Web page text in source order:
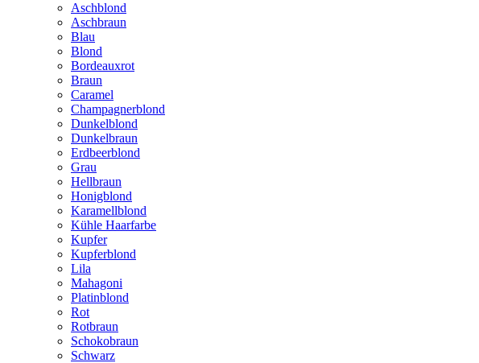
Aschblond
Aschbraun
Blau
Blond
Bordeauxrot
Braun
Caramel
Champagnerblond
Dunkelblond
Dunkelbraun
Erdbeerblond
Grau
Hellbraun
Honigblond
Karamellblond
Kühle Haarfarbe
Kupfer
Kupferblond
Lila
Mahagoni
Platinblond
Rot
Rotbraun
Schokobraun
Schwarz